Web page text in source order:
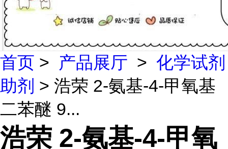
首页 > 产品展厅 > 化学试剂
助剂 > 浩荣 2-氨基-4-甲氧基
二苯醚 9...
浩荣 2-氨基-4-甲氧